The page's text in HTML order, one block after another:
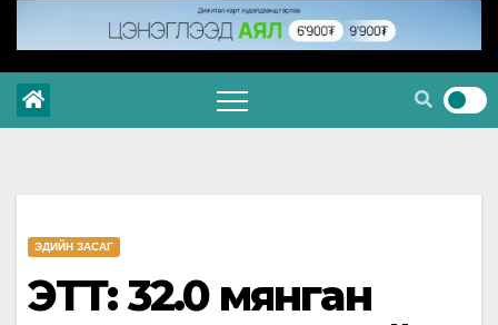
ЭДИЙН ЗАСАГ
ЭТТ: 32.0 мянган